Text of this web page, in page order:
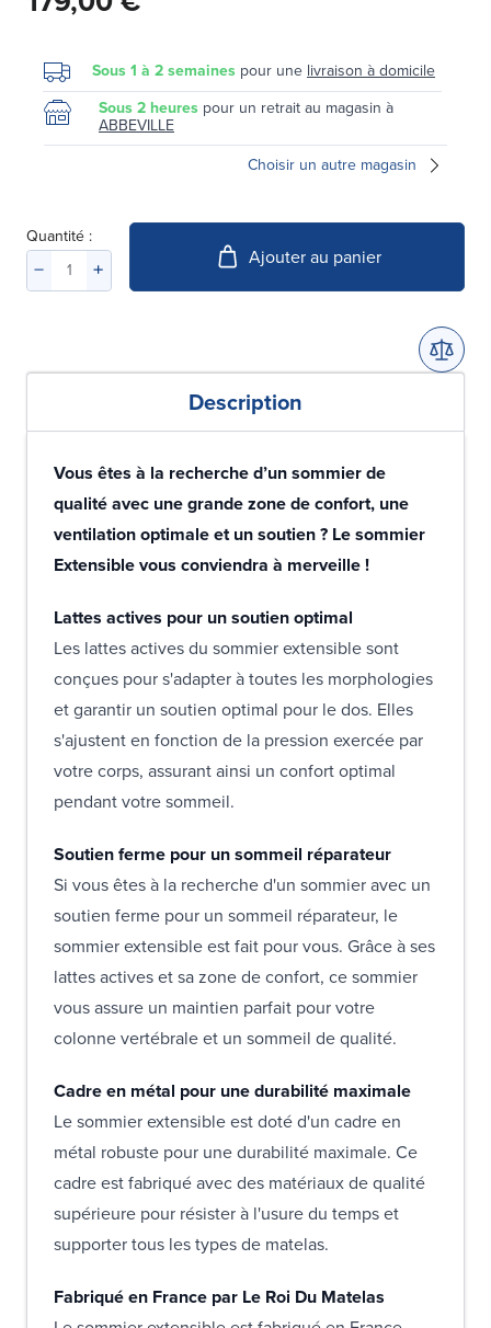
Sous 1 à 2 semaines pour unelivraison à domicile
Sous 2 heures pour un retrait au magasin à
ABBEVILLE
Choisir un autre magasin
Quantité :
Ajouter au panier
Description
Vous êtes à la recherche d’un sommier de
qualité avec une grande zone de confort, une
ventilation optimale et un soutien ? Le sommier
Extensible vous conviendra à merveille !
Lattes actives pour un soutien optimal
Les lattes actives du sommier extensible sont
conçues pour s'adapter à toutes les morphologies
et garantir un soutien optimal pour le dos. Elles
s'ajustent en fonction de la pression exercée par
votre corps, assurant ainsi un confort optimal
pendant votre sommeil.
Soutien ferme pour un sommeil réparateur
Si vous êtes à la recherche d'un sommier avec un
soutien ferme pour un sommeil réparateur, le
sommier extensible est fait pour vous. Grâce à ses
lattes actives et sa zone de confort, ce sommier
vous assure un maintien parfait pour votre
colonne vertébrale et un sommeil de qualité.
Cadre en métal pour une durabilité maximale
Le sommier extensible est doté d'un cadre en
métal robuste pour une durabilité maximale. Ce
cadre est fabriqué avec des matériaux de qualité
supérieure pour résister à l'usure du temps et
supporter tous les types de matelas.
Fabriqué en France par Le Roi Du Matelas